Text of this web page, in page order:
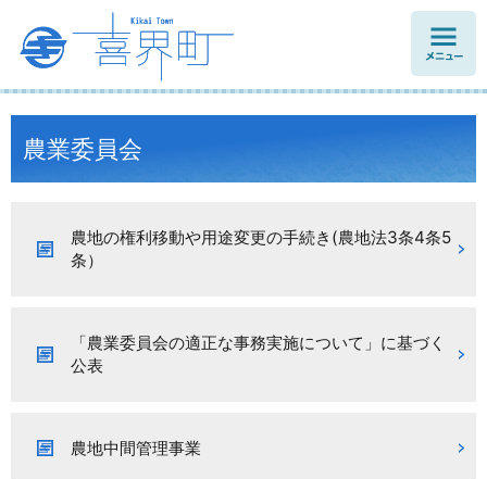
農業委員会
農地の権利移動や用途変更の手続き(農地法3条4条5
条）
「農業委員会の適正な事務実施について」に基づく
公表
農地中間管理事業